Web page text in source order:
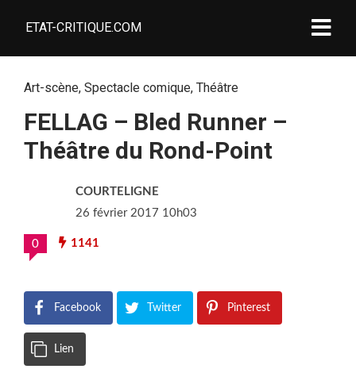
ETAT-CRITIQUE.COM
Art-scène, Spectacle comique, Théâtre
FELLAG – Bled Runner –
Théâtre du Rond-Point
COURTELIGNE
26 février 2017 10h03
0 1141
Facebook Twitter Pinterest
Lien